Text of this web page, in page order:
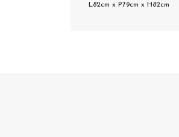
L82cm x P79cm x H82cm